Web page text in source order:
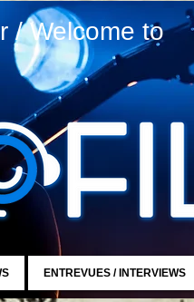
/ Welcome to
ENTREVUES / INTERVIEWS